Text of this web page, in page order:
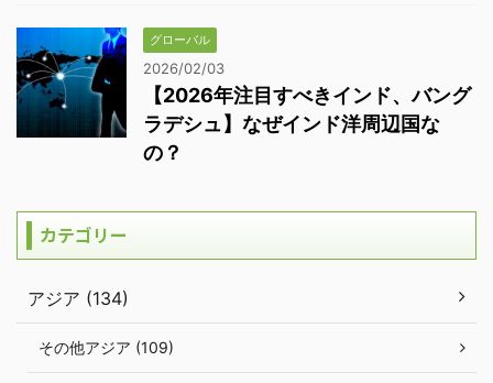
グローバル
2026/02/03
【2026年注目すべきインド、バング
ラデシュ】なぜインド洋周辺国な
の？
カテゴリー
アジア (134)
その他アジア (109)